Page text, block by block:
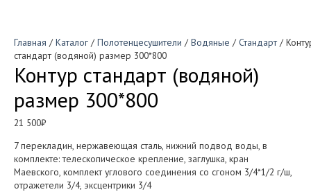
Главная / Каталог / Полотенцесушители / Водяные / Стандарт/
стандарт (водяной) размер 300*800
Контур стандарт (водяной)
размер 300*800
21 500₽
7 перекладин, нержавеющая сталь, нижний подвод воды, в
комплекте: телескопическое крепление, заглушка, кран
Маевского, комплект углового соединения со сгоном 3/4*1/2 г/ш,
отражетели 3/4, эксцентрики 3/4